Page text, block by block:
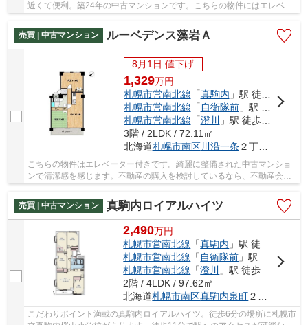
近くて便利。築24年の中古マンションです。こちらの物件にはエレベー
売買 | 中古マンション
ルーベデンス藻岩Ａ
8月1日 値下げ
1,329万円
札幌市営南北線 「真駒内 」駅 徒歩38分車6分
札幌市営南北線 「 自衛隊前」駅 徒歩43分
札幌市営南北線 「澄川
」駅 徒歩50分
3階 / 2LDK / 72.11㎡
北海道札幌市南区川沿一条 ２丁目1819番地119
こちらの物件はエレベーター付きです。綺麗に整備された中古マンショ
ンで清潔感を感じます。不動産の購入を検討しているなら、不動産会社
売買 | 中古マンション
真駒内ロイアルハイツ
2,490万円
札幌市営南北線 「真駒内 」駅 徒歩11分
札幌市営南北線 「 自衛隊前 」駅 徒歩34分
札幌市営南北線 「澄川
」駅 徒歩49分
2階 / 4LDK / 97.62㎡
北海道札幌市南区真駒内泉町２丁目1-10
こだわりポイント満載の真駒内ロイアルハイツ。徒歩6分の場所に札幌市